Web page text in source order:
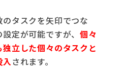
タスクを矢印でつな
設定が可能ですが、個々
立した個々のタスクと
入されます。